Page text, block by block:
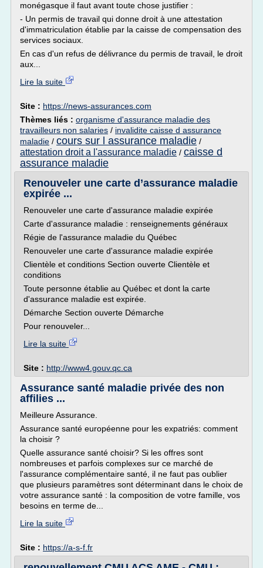
monégasque il faut avant toute chose justifier :
- Un permis de travail qui donne droit à une attestation
d'immatriculation établie par la caisse de compensation des
services sociaux.
En cas d'un refus de délivrance du permis de travail, le droit
aux...
Lire la suite
Site : https://news-assurances.com
Thèmes liés : organisme d'assurance maladie des
travailleurs non salaries / invalidite caisse d assurance
maladie / cours sur l assurance maladie /
attestation droit a l'assurance maladie / caisse d
assurance maladie
Renouveler une carte d’assurance maladie
expirée ...
Renouveler une carte d'assurance maladie expirée
Carte d'assurance maladie : renseignements généraux
Régie de l'assurance maladie du Québec
Renouveler une carte d'assurance maladie expirée
Clientèle et conditions Section ouverte Clientèle et
conditions
Toute personne établie au Québec et dont la carte
d'assurance maladie est expirée.
Démarche Section ouverte Démarche
Pour renouveler...
Lire la suite
Site : http://www4.gouv.qc.ca
Assurance santé maladie privée des non
affilies ...
Meilleure Assurance.
Assurance santé européenne pour les expatriés: comment
la choisir ?
Quelle assurance santé choisir? Si les offres sont
nombreuses et parfois complexes sur ce marché de
l'assurance complémentaire santé, il ne faut pas oublier
que plusieurs paramètres sont déterminant dans le choix de
votre assurance santé : la composition de votre famille, vos
besoins en terme de...
Lire la suite
Site : https://a-s-f.fr